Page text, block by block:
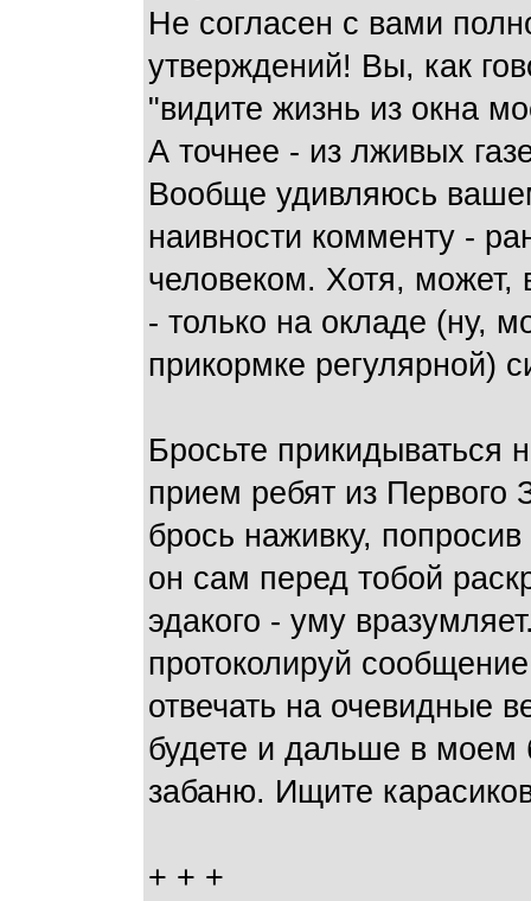
Не согласен с вами
утверждений! Вы, как
"видите жизнь из окна
А точнее - из лживых
Вообще удивляюсь
наивности комменту -
человеком. Хотя, может,
- только на окладе (ну,
прикормке регулярной)
Бросьте прикидываться
прием ребят из Первого
брось наживку,
он сам перед тобой
эдакого - уму
протоколируй
отвечать на очевидные
будете и дальше в моем
забаню. Ищите
+ + +